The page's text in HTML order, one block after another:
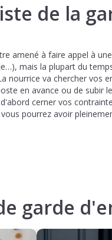
de la
amené à faire appel à
mais la plupart du
nourrice va chercher vos
en avance ou de subir
cerner vos
pourrez avoir
garde